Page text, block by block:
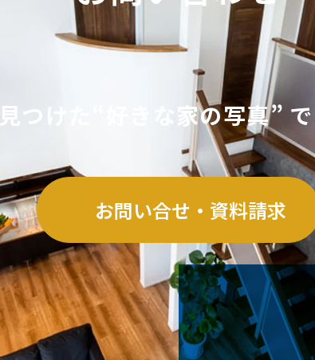
つけた “好きな家の写真” で
お問い合せ・資料請求